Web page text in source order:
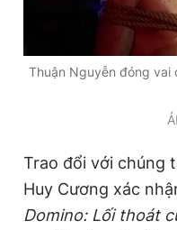
Đọc Thanh Niên trên
Theo dõi báo trên
Thuận Nguyễn đóng vai
Trao đổi với chúng
Huy Cương xác
Domino: Lối thoát